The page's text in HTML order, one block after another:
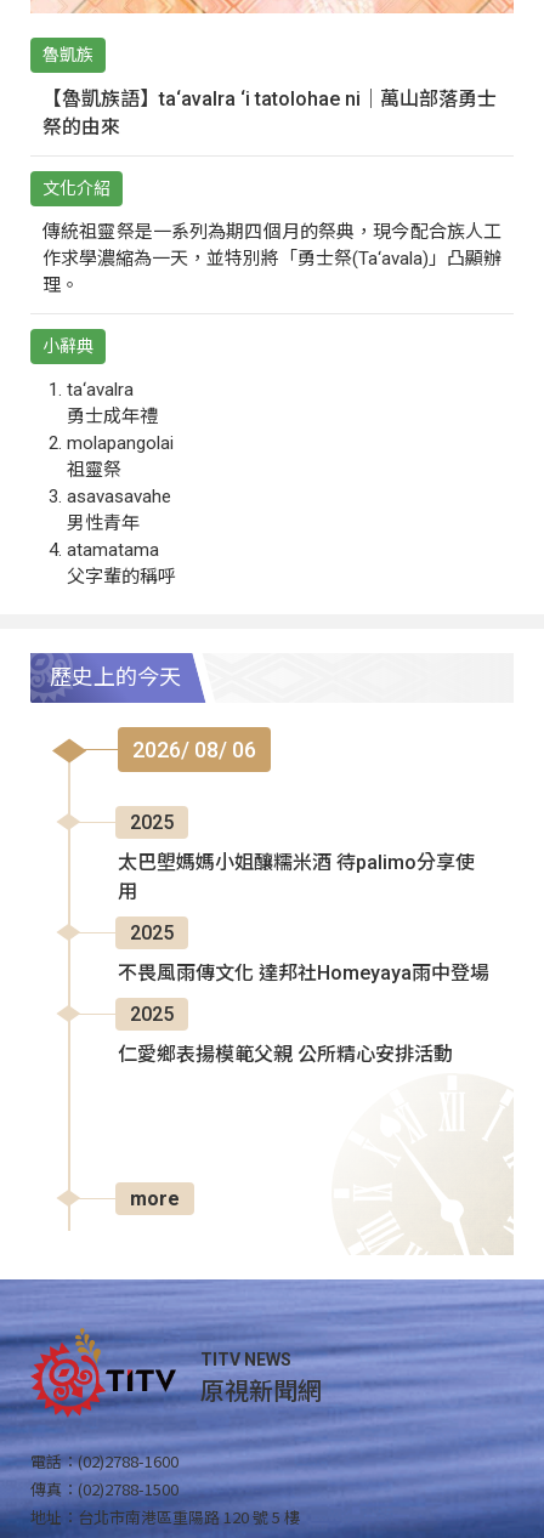
魯凱族
【魯凱族語】ta‘avalra ‘i tatolohae ni｜萬山部落勇士
祭的由來
文化介紹
傳統祖靈祭是一系列為期四個月的祭典，現今配合族人工
作求學濃縮為一天，並特別將「勇士祭(Ta‘avala)」凸顯辦
理。
小辭典
ta‘avalra
勇士成年禮
molapangolai
祖靈祭
asavasavahe
男性青年
atamatama
父字輩的稱呼
歷史上的今天
2026/ 08/ 06
2025
太巴塱媽媽小姐釀糯米酒 待palimo分享使
用
2025
不畏風雨傳文化 達邦社Homeyaya雨中登場
2025
仁愛鄉表揚模範父親 公所精心安排活動
more
TITV NEWS
原視新聞網
電話：(02)2788-1600
傳真：(02)2788-1500
地址：台北市南港區重陽路 120 號 5 樓